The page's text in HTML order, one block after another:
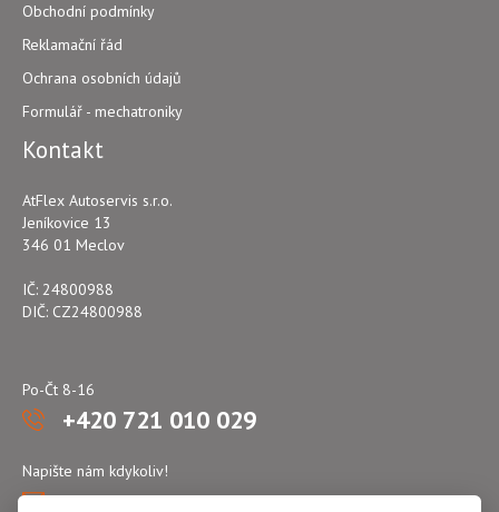
Obchodní podmínky
Reklamační řád
Ochrana osobních údajů
Formulář - mechatroniky
Kontakt
AtFlex Autoservis s.r.o.
Jeníkovice 13
346 01 Meclov
IČ: 24800988
DIČ: CZ24800988
Po-Čt 8-16
+420 721 010 029
Napište nám kdykoliv!
atflex@seznam.cz